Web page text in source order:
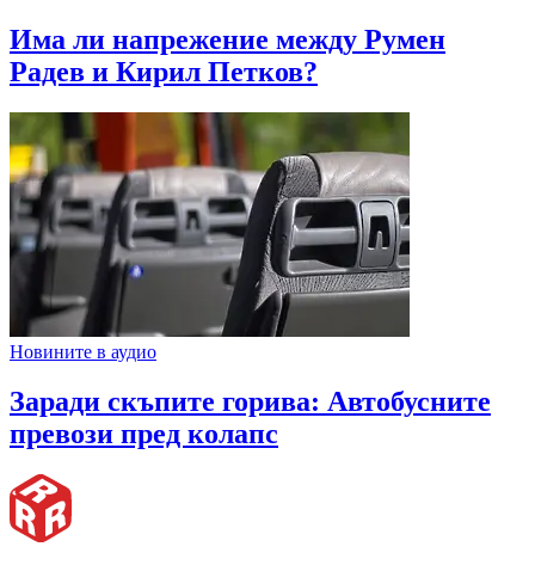
Има ли напрежение между Румен
Радев и Кирил Петков?
Новините в аудио
Заради скъпите горива: Автобусните
превози пред колапс